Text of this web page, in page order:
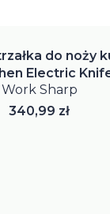
do noży
Electric
Work Sharp
Cena
340,99 zł